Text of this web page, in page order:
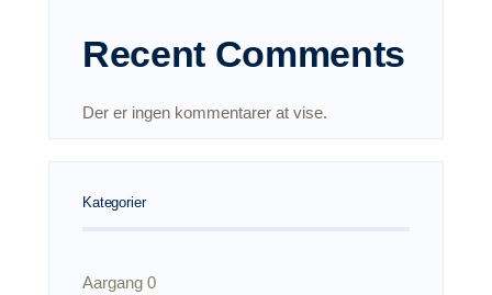
Recent Comments
Der er ingen kommentarer at vise.
Kategorier
Aargang 0